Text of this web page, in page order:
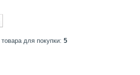
для покупки: 5